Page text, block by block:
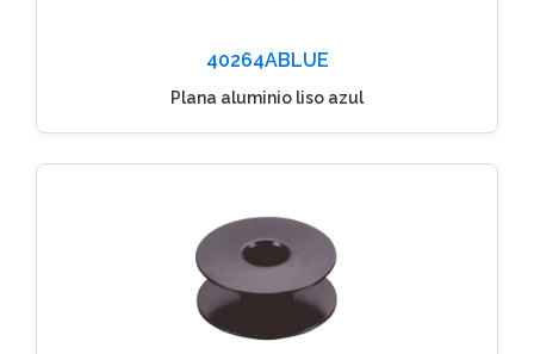
40264ABLUE
Plana aluminio liso azul